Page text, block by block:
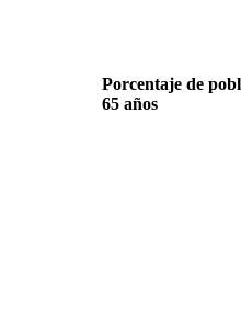
Porcentaje de
65 años